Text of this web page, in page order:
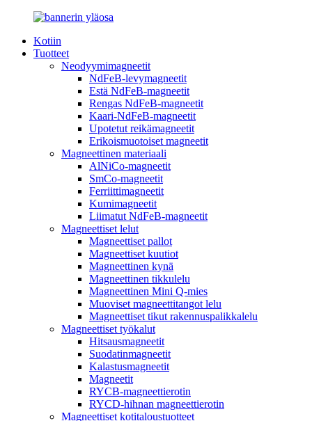
Kotiin
Tuotteet
Neodyymimagneetit
NdFeB-levymagneetit
Estä NdFeB-magneetit
Rengas NdFeB-magneetit
Kaari-NdFeB-magneetit
Upotetut reikämagneetit
Erikoismuotoiset magneetit
Magneettinen materiaali
AlNiCo-magneetit
SmCo-magneetit
Ferriittimagneetit
Kumimagneetit
Liimatut NdFeB-magneetit
Magneettiset lelut
Magneettiset pallot
Magneettiset kuutiot
Magneettinen kynä
Magneettinen tikkulelu
Magneettinen Mini Q-mies
Muoviset magneettitangot lelu
Magneettiset tikut rakennuspalikkalelu
Magneettiset työkalut
Hitsausmagneetit
Suodatinmagneetit
Kalastusmagneetit
Magneetit
RYCB-magneettierotin
RYCD-hihnan magneettierotin
Magneettiset kotitaloustuotteet